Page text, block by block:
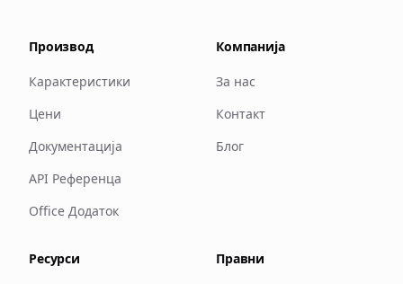
Производ
Карактеристики
Цени
Документација
API Референца
Office Додаток
Компанија
За нас
Контакт
Блог
Ресурси Правни